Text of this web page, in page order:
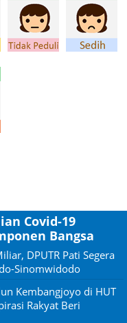
Covid-19
Bangsa
DPUTR Pati Segera
Sinomwidodo
Kembangjoyo di HUT
Rakyat Beri